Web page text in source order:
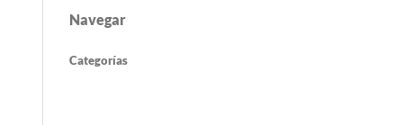
Navegar
Categorías